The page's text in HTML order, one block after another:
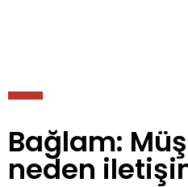
Bağlam:
neden